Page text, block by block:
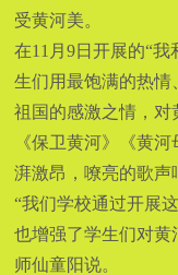
受黄河美。
在11月9日开展的“
生们用最饱满的热
祖国的感激之情，对
《保卫黄河》《黄
湃激昂，嘹亮的歌声
“我们学校通过开展
也增强了学生们对黄
师仙童阳说。